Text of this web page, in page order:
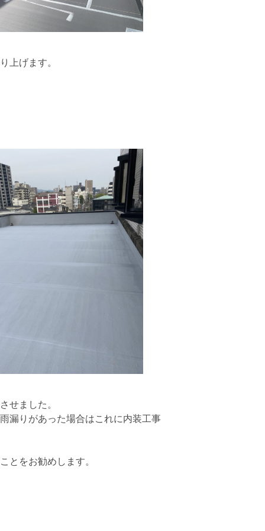
上げます。
せました。
漏りがあった場合はこれに内装工事
とをお勧めします。